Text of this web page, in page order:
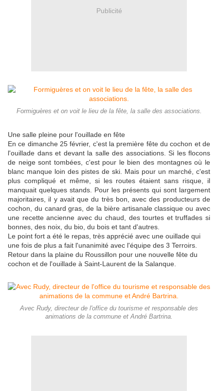
Publicité
Formiguères et on voit le lieu de la fête, la salle des associations.
Une salle pleine pour l'ouillade en fête
Ence dimanche25 février, c'est la première fête du cochon et de
l'ouillade dans et devant la salle des associations. Si les flocons
de neige sont tombées, c'est pour le bien des montagnes où le
blanc manque loin des pistes de ski. Mais pour un marché, c'est
plus compliqué et même, si les routes étaient sans risque, il
manquait quelques stands. Pour les présents qui sont largement
majoritaires, il y avait que du très bon, avec des producteurs de
cochon, du canard gras, de la bière artisanale classique ou avec
une recette ancienne avec du chaud, des tourtes et truffades si
bonnes, des noix, du bio, du bois et tant d'autres.
Le point fort a été le repas, très apprécié avec une ouillade qui
une fois de plus a fait l'unanimité avec l'équipe des 3 Terroirs.
Retour dans la plaine du Roussillon pour une nouvelle fête du
cochon et de l'ouillade à Saint-Laurent de la Salanque.
Avec Rudy, directeur de l'office du tourisme et responsable des
animations de la commune et André Bartrina.